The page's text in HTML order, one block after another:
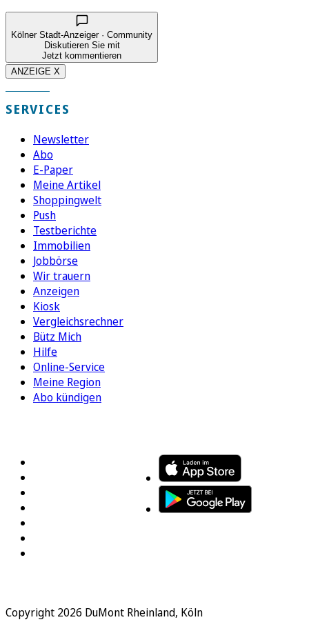
Kölner Stadt-Anzeiger · Community
Diskutieren Sie mit
Jetzt kommentieren
ANZEIGE X
SERVICES
Newsletter
Abo
E-Paper
Meine Artikel
Shoppingwelt
Push
Testberichte
Immobilien
Jobbörse
Wir trauern
Anzeigen
Kiosk
Vergleichsrechner
Bütz Mich
Hilfe
Online-Service
Meine Region
Abo kündigen
Copyright 2026 DuMont Rheinland, Köln